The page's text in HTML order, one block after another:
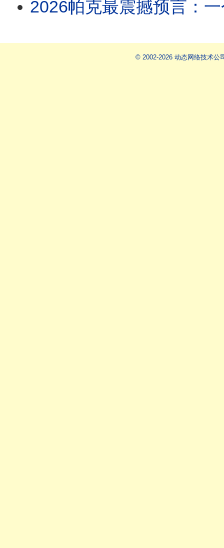
2026帕克最震撼预言：一个全新的中国即将诞生！全球大地震名单中，唯独台湾不在其
© 2002-2026 动态网络技术公